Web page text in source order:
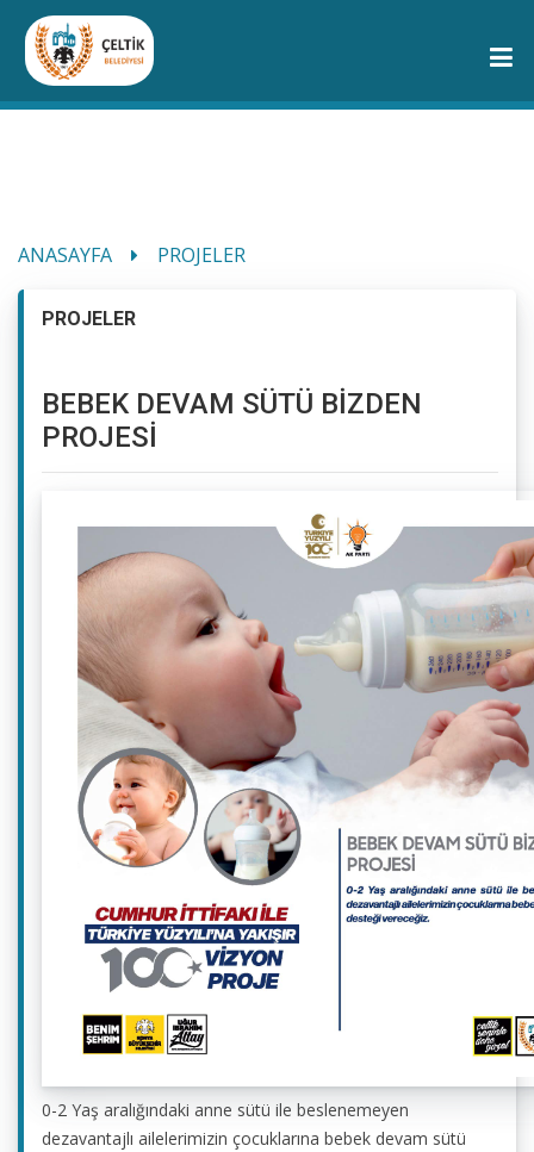
ANASAYFA PROJELER
PROJELER
BEBEK DEVAM SÜTÜ BİZDEN
PROJESİ
0-2 Yaş aralığındaki anne sütü ile beslenemeyen
dezavantajlı ailelerimizin çocuklarına bebek devam sütü